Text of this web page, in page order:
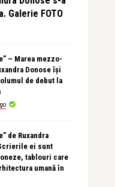
Galerie FOTO
– Marea mezzo-
Donose își
de debut la
de Ruxandra
ei sunt
tablouri care
umană în